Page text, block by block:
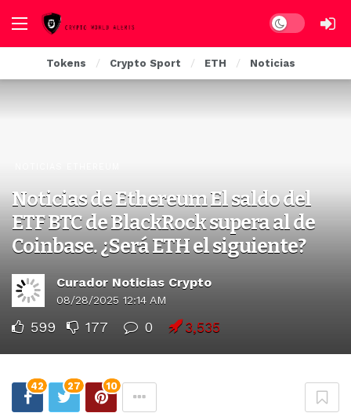
Dark mode
Tokens Crypto Sport ETH Noticias
Noticias de Ethereum El saldo del
ETF BTC de BlackRock supera al de
Coinbase. ¿Será ETH el siguiente?
Curador Noticias Crypto
08/28/2025 12:14 AM
599 177 0 3,535
42 27 10